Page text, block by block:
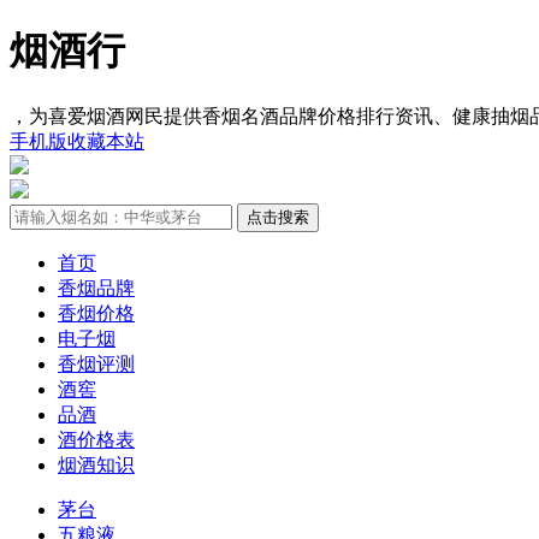
烟酒行
，为喜爱烟酒网民提供香烟名酒品牌价格排行资讯、健康抽烟
手机版收藏本站
首页
香烟品牌
香烟价格
电子烟
香烟评测
酒窖
品酒
酒价格表
烟酒知识
茅台
五粮液